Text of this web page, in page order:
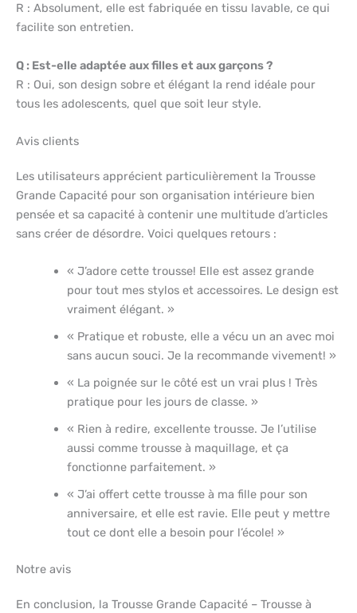
R : Absolument, elle est fabriquée en tissu lavable, ce qui
facilite son entretien.
Q : Est-elle adaptée aux filles et aux garçons ?
R : Oui, son design sobre et élégant la rend idéale pour
tous les adolescents, quel que soit leur style.
Avis clients
Les utilisateurs apprécient particulièrement la Trousse
Grande Capacité pour son organisation intérieure bien
pensée et sa capacité à contenir une multitude d’articles
sans créer de désordre. Voici quelques retours :
« J’adore cette trousse! Elle est assez grande
pour tout mes stylos et accessoires. Le design est
vraiment élégant. »
« Pratique et robuste, elle a vécu un an avec moi
sans aucun souci. Je la recommande vivement! »
« La poignée sur le côté est un vrai plus ! Très
pratique pour les jours de classe. »
« Rien à redire, excellente trousse. Je l’utilise
aussi comme trousse à maquillage, et ça
fonctionne parfaitement. »
« J’ai offert cette trousse à ma fille pour son
anniversaire, et elle est ravie. Elle peut y mettre
tout ce dont elle a besoin pour l’école! »
Notre avis
En conclusion, la Trousse Grande Capacité – Trousse à